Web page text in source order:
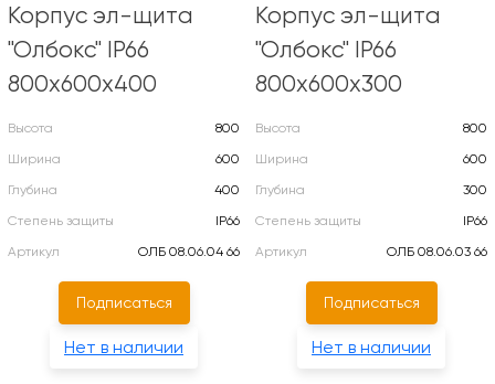
Корпус эл-щита
"Олбокс" IP66
800х600х400
Высота
800
Ширина
600
Глубина
400
Степень защиты
IP66
Артикул
ОЛБ 08.06.04 66
Подписаться
Нет в наличии
Корпус эл-щита
"Олбокс" IP66
800х600х300
Высота
800
Ширина
600
Глубина
300
Степень защиты
IP66
Артикул
ОЛБ 08.06.03 66
Подписаться
Нет в наличии